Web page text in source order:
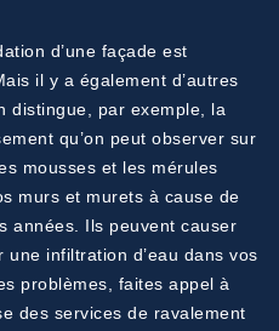
d’une façade est
il y a également d’autres
distingue, par exemple, la
qu’on peut observer sur
mousses et les mérules
murs et murets à cause de
années. Ils peuvent causer
infiltration d’eau dans vos
problèmes, faites appel à
des services de ravalement